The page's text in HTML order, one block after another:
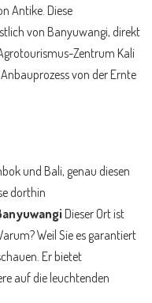
Antike. Diese
von Banyuwangi, direkt
Zentrum Kali
von der Ernte
und Bali, genau diesen
dorthin
Dieser Ort ist
Weil Sie es garantiert
Er bietet
auf die leuchtenden